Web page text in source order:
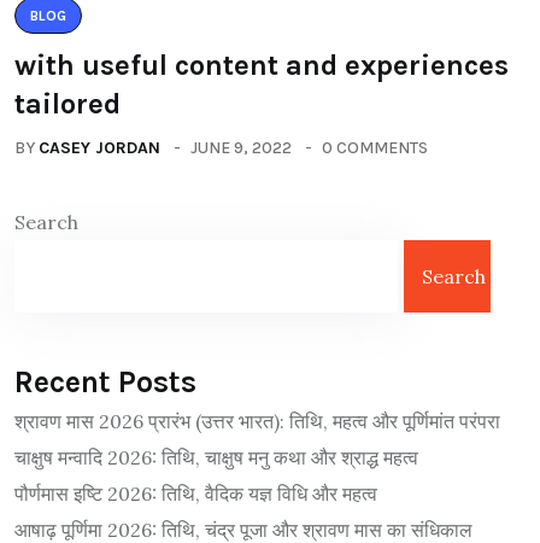
BLOG
with useful content and experiences
tailored
BY CASEY JORDAN JUNE 9, 2022 0 COMMENTS
Search
Search
Recent Posts
श्रावण मास 2026 प्रारंभ (उत्तर भारत): तिथि, महत्व और पूर्णिमांत परंपरा
चाक्षुष मन्वादि 2026: तिथि, चाक्षुष मनु कथा और श्राद्ध महत्व
पौर्णमास इष्टि 2026: तिथि, वैदिक यज्ञ विधि और महत्व
आषाढ़ पूर्णिमा 2026: तिथि, चंद्र पूजा और श्रावण मास का संधिकाल